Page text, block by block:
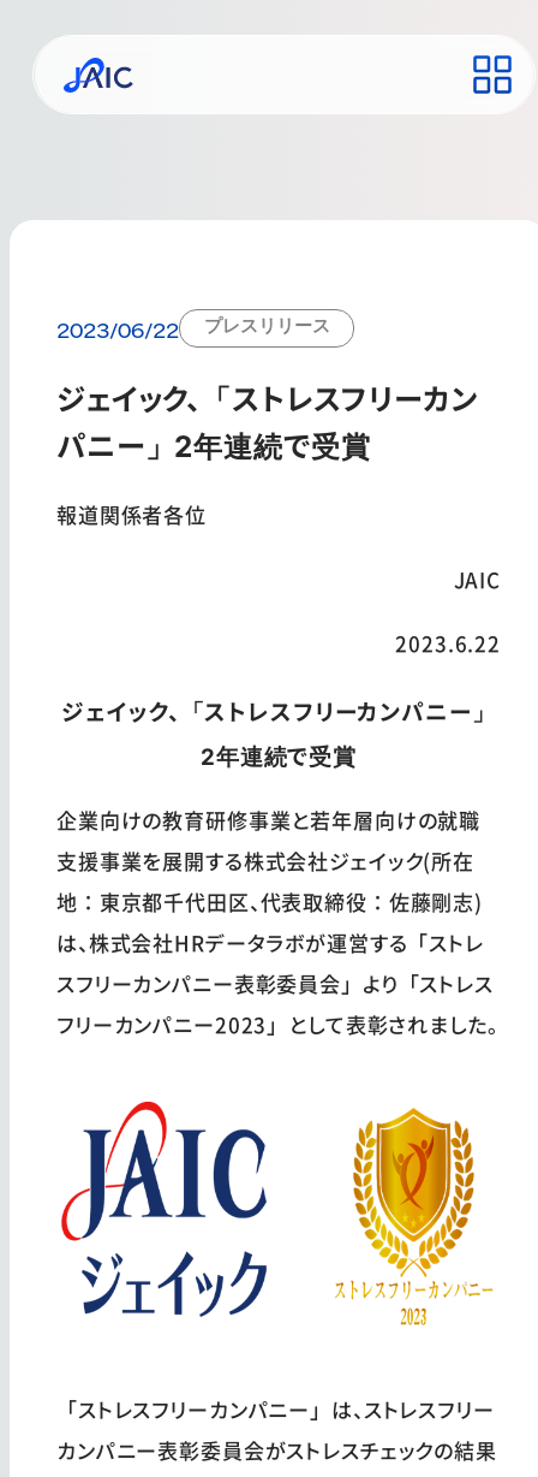
2023/06/22 プレスリリース
ジェイック、「ストレスフリーカン
パニー」2年連続で受賞
報道関係者各位
JAIC
2023.6.22
ジェイック、「ストレスフリーカンパニー」
2年連続で受賞
企業向けの教育研修事業と若年層向けの就職
支援事業を展開する株式会社ジェイック(所在
地：東京都千代田区、代表取締役：佐藤剛志)
は、株式会社HRデータラボが運営する「ストレ
スフリーカンパニー表彰委員会」より「ストレス
フリーカンパニー2023」として表彰されました。
「ストレスフリーカンパニー」は、ストレスフリー
カンパニー表彰委員会がストレスチェックの結果